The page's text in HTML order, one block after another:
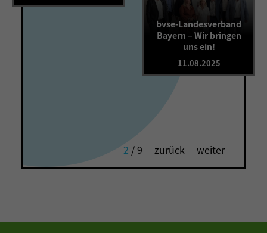
bvse-Landesverband
Bayern – Wir bringen
uns ein!
11.08.2025
2 /9 zurück weiter